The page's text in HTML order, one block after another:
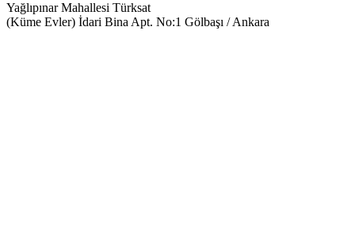
Yağlıpınar Mahallesi Türksat
(Küme Evler) İdari Bina Apt. No:1 Gölbaşı / Ankara